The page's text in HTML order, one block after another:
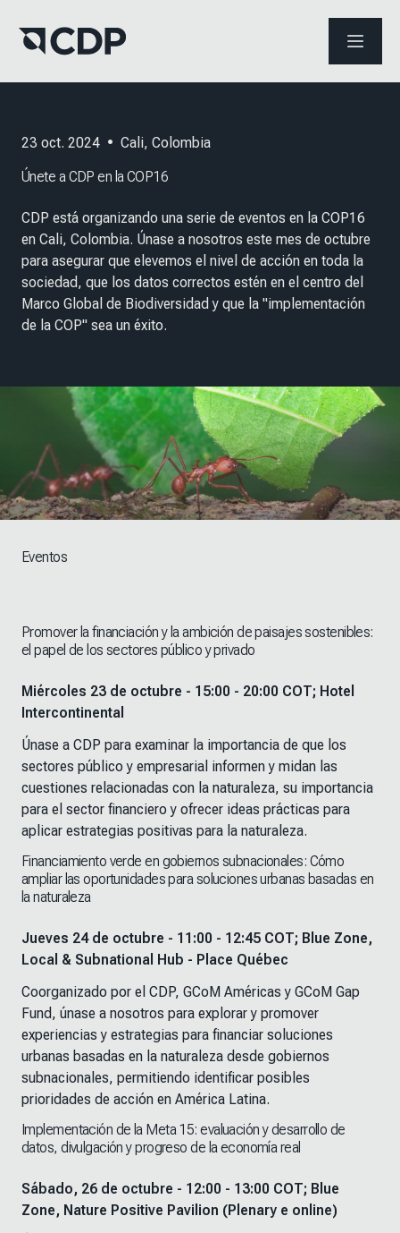
ABRIR
23 oct. 2024 • Cali, Colombia
Únete a CDP en la COP16
CDP está organizando una serie de eventos en la COP16
en Cali, Colombia. Únase a nosotros este mes de octubre
para asegurar que elevemos el nivel de acción en toda la
sociedad, que los datos correctos estén en el centro del
Marco Global de Biodiversidad y que la "implementación
de la COP" sea un éxito.
Eventos
Promover la financiación y la ambición de paisajes sostenibles:
el papel de los sectores público y privado
Miércoles 23 de octubre - 15:00 - 20:00 COT; Hotel
Intercontinental
Únase a CDP para examinar la importancia de que los
sectores público y empresarial informen y midan las
cuestiones relacionadas con la naturaleza, su importancia
para el sector financiero y ofrecer ideas prácticas para
aplicar estrategias positivas para la naturaleza.
Financiamiento verde en gobiernos subnacionales: Cómo
ampliar las oportunidades para soluciones urbanas basadas en
la naturaleza
Jueves 24 de octubre - 11:00 - 12:45 COT; Blue Zone,
Local & Subnational Hub - Place Québec
Coorganizado por el CDP, GCoM Américas y GCoM Gap
Fund, únase a nosotros para explorar y promover
experiencias y estrategias para financiar soluciones
urbanas basadas en la naturaleza desde gobiernos
subnacionales, permitiendo identificar posibles
prioridades de acción en América Latina.
Implementación de la Meta 15: evaluación y desarrollo de
datos, divulgación y progreso de la economía real
Sábado, 26 de octubre - 12:00 - 13:00 COT; Blue
Zone, Nature Positive Pavilion (Plenary e online)